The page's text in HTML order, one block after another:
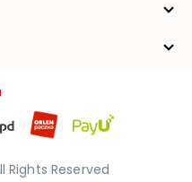
Rights Reserved